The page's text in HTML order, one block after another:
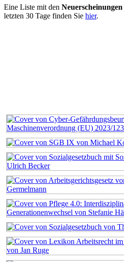
Eine Liste mit den Neuerscheinungen
letzten 30 Tage finden Sie hier.